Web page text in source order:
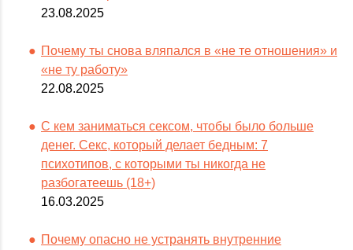
23.08.2025
Почему ты снова вляпался в «не те отношения» и
«не ту работу»
22.08.2025
С кем заниматься сексом, чтобы было больше
денег. Секс, который делает бедным: 7
психотипов, с которыми ты никогда не
разбогатеешь (18+)
16.03.2025
Почему опасно не устранять внутренние